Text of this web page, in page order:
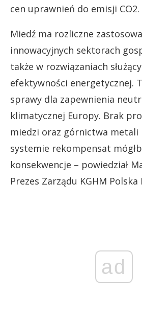
cen uprawnień do emisji CO2.
Miedź ma rozliczne
innowacyjnych sektorach
także w rozwiązaniach
efektywności energetycznej.
sprawy dla zapewnienia
klimatycznej Europy. Brak
miedzi oraz górnictwa metali
systemie rekompensat
konsekwencje – powiedział
Prezes Zarządu KGHM Polska
ad